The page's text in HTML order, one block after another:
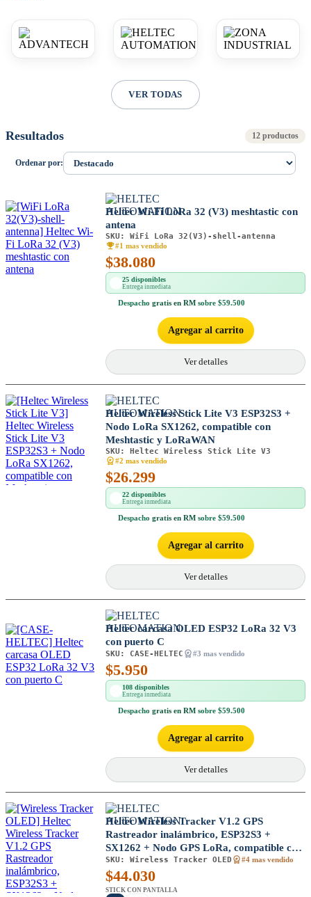
VER TODAS
Resultados 12 productos
Ordenar por:
Heltec Wi-Fi LoRa 32 (V3) meshtastic con
antena
SKU: WiFi LoRa 32(V3)-shell-antenna
#1 mas vendido
$38.080
25 disponibles
Entrega inmediata
Despacho gratis en RM sobre $59.500
Agregar al carrito
Ver detalles
Heltec Wireless Stick Lite V3 ESP32S3 +
Nodo LoRa SX1262, compatible con
Meshtastic y LoRaWAN
SKU: Heltec Wireless Stick Lite V3
#2 mas vendido
$26.299
22 disponibles
Entrega inmediata
Despacho gratis en RM sobre $59.500
Agregar al carrito
Ver detalles
Heltec carcasa OLED ESP32 LoRa 32 V3
con puerto C
SKU: CASE-HELTEC #3 mas vendido
$5.950
108 disponibles
Entrega inmediata
Despacho gratis en RM sobre $59.500
Agregar al carrito
Ver detalles
Heltec Wireless Tracker V1.2 GPS
Rastreador inalámbrico, ESP32S3 +
SX1262 + Nodo GPS LoRa, compatible con
Meshtastic y LoRaWAN
SKU: Wireless Tracker OLED #4 mas vendido
$44.030
STICK CON PANTALLA